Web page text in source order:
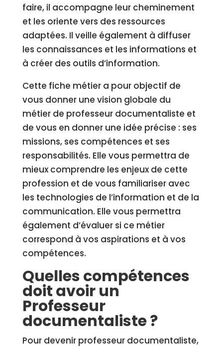
faire, il accompagne leur cheminement
et les oriente vers des ressources
adaptées. Il veille également à diffuser
les connaissances et les informations et
à créer des outils d’information.
Cette fiche métier a pour objectif de
vous donner une vision globale du
métier de professeur documentaliste et
de vous en donner une idée précise : ses
missions, ses compétences et ses
responsabilités. Elle vous permettra de
mieux comprendre les enjeux de cette
profession et de vous familiariser avec
les technologies de l’information et de la
communication. Elle vous permettra
également d’évaluer si ce métier
correspond à vos aspirations et à vos
compétences.
Quelles compétences
doit avoir un
Professeur
documentaliste ?
Pour devenir professeur documentaliste,